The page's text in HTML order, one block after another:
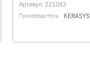
Артикул:221083
Производитель KERASYS